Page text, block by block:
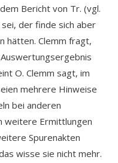
Bericht von Tr. (vgl.
der finde sich aber
hätten. Clemm fragt,
O. Clemm sagt, im
mehrere Hinweise
bei anderen
weitere Ermittlungen
Spurenakten
wisse sie nicht mehr.